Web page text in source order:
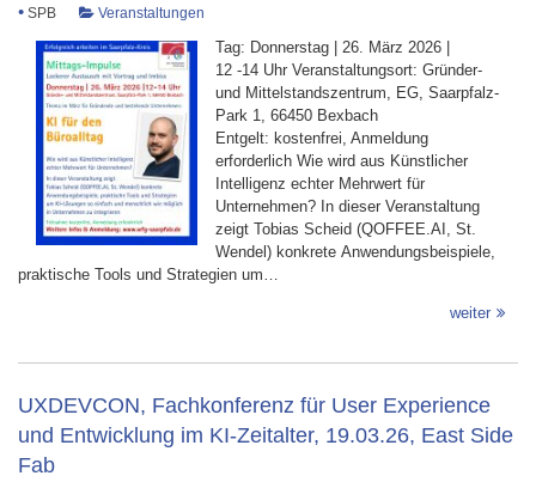
• SPB Veranstaltungen
Tag: Donnerstag | 26. März 2026 |
12 -14 Uhr Veranstaltungsort: Gründer-
und Mittelstandszentrum, EG, Saarpfalz-
Park 1, 66450 Bexbach
Entgelt: kostenfrei, Anmeldung
erforderlich Wie wird aus Künstlicher
Intelligenz echter Mehrwert für
Unternehmen?​​​​​​ In dieser Veranstaltung
zeigt Tobias Scheid (QOFFEE.AI, St.
Wendel) konkrete Anwendungsbeispiele,
praktische Tools und Strategien um…
weiter
UXDEVCON, Fachkonferenz für User Experience
und Entwicklung im KI-Zeitalter, 19.03.26, East Side
Fab